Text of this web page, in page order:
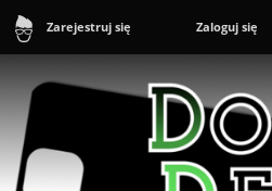
Zarejestruj się Zaloguj się
Sklep: +48 888 43 16 16 (10-20)
+48 888 43 17 17 (11-17)